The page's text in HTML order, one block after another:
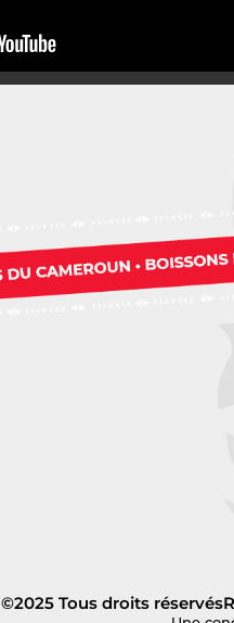
©2025 Tous droits réservés